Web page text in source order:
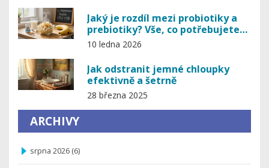
Jaký je rozdíl mezi probiotiky a
prebiotiky? Vše, co potřebujete
vědět o laktobacilech a
10 ledna 2026
Jak odstranit jemné chloupky
efektivně a šetrně
28 března 2025
ARCHIVY
srpna 2026 (6)